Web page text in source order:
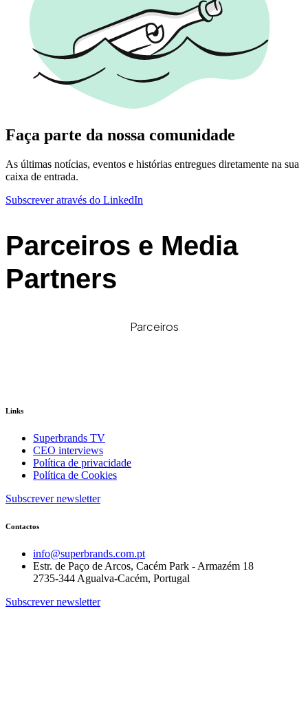
Faça parte da nossa comunidade
As últimas notícias, eventos e histórias entregues diretamente na sua
caixa de entrada.
Subscrever através do LinkedIn
Parceiros e Media
Partners
Parceiros
Links
Superbrands TV
CEO interviews
Política de privacidade
Política de Cookies
Subscrever newsletter
Contactos
info@superbrands.com.pt
Estr. de Paço de Arcos, Cacém Park - Armazém 18
2735-344 Agualva-Cacém, Portugal
Subscrever newsletter